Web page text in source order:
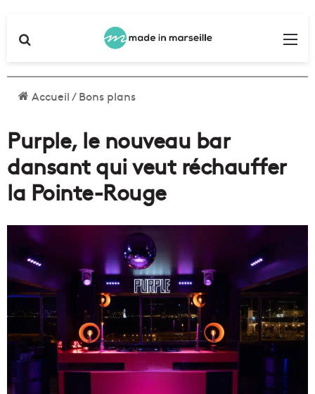
Accueil/Bons plans
Purple, le nouveau bar
dansant qui veut réchauffer
la Pointe-Rouge